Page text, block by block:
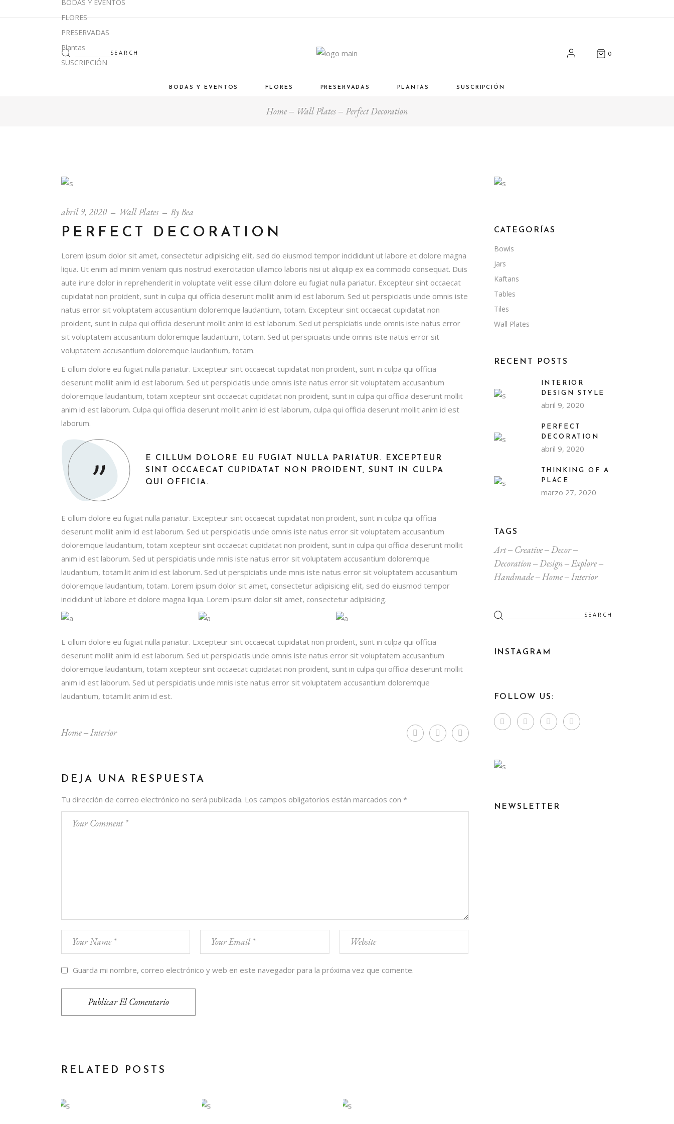
BODAS Y EVENTOS
FLORES
PRESERVADAS
Plantas
SUSCRIPCIÓN
Search
for: 0
BODAS Y EVENTOS FLORES PRESERVADAS PLANTAS SUSCRIPCIÓN
Home Wall Plates Perfect Decoration
abril 9, 2020 Wall Plates ByBea
PERFECT DECORATION
Lorem ipsum dolor sit amet, consectetur adipisicing elit, sed do eiusmod tempor incididunt ut labore et dolore magna
liqua. Ut enim ad minim veniam quis nostrud exercitation ullamco laboris nisi ut aliquip ex ea commodo consequat. Duis
aute irure dolor in reprehenderit in voluptate velit esse cillum dolore eu fugiat nulla pariatur. Excepteur sint occaecat
cupidatat non proident, sunt in culpa qui officia deserunt mollit anim id est laborum. Sed ut perspiciatis unde omnis iste
natus error sit voluptatem accusantium doloremque laudantium, totam. Excepteur sint occaecat cupidatat non
proident, sunt in culpa qui officia deserunt mollit anim id est laborum. Sed ut perspiciatis unde omnis iste natus error
sit voluptatem accusantium doloremque laudantium, totam. Sed ut perspiciatis unde omnis iste natus error sit
voluptatem accusantium doloremque laudantium, totam.
E cillum dolore eu fugiat nulla pariatur. Excepteur sint occaecat cupidatat non proident, sunt in culpa qui officia
deserunt mollit anim id est laborum. Sed ut perspiciatis unde omnis iste natus error sit voluptatem accusantium
doloremque laudantium, totam xcepteur sint occaecat cupidatat non proident, sunt in culpa qui officia deserunt mollit
anim id est laborum. Culpa qui officia deserunt mollit anim id est laborum, culpa qui officia deserunt mollit anim id est
laborum.
E CILLUM DOLORE EU FUGIAT NULLA PARIATUR. EXCEPTEUR
SINT OCCAECAT CUPIDATAT NON PROIDENT, SUNT IN CULPA
QUI OFFICIA.
E cillum dolore eu fugiat nulla pariatur. Excepteur sint occaecat cupidatat non proident, sunt in culpa qui officia
deserunt mollit anim id est laborum. Sed ut perspiciatis unde omnis iste natus error sit voluptatem accusantium
doloremque laudantium, totam xcepteur sint occaecat cupidatat non proident, sunt in culpa qui officia deserunt mollit
anim id est laborum. Sed ut perspiciatis unde mnis iste natus error sit voluptatem accusantium doloremque
laudantium, totam.lit anim id est laborum. Sed ut perspiciatis unde mnis iste natus error sit voluptatem accusantium
doloremque laudantium, totam. Lorem ipsum dolor sit amet, consectetur adipisicing elit, sed do eiusmod tempor
incididunt ut labore et dolore magna liqua. Lorem ipsum dolor sit amet, consectetur adipisicing.
E cillum dolore eu fugiat nulla pariatur. Excepteur sint occaecat cupidatat non proident, sunt in culpa qui officia
deserunt mollit anim id est laborum. Sed ut perspiciatis unde omnis iste natus error sit voluptatem accusantium
doloremque laudantium, totam xcepteur sint occaecat cupidatat non proident, sunt in culpa qui officia deserunt mollit
anim id est laborum. Sed ut perspiciatis unde mnis iste natus error sit voluptatem accusantium doloremque
laudantium, totam.lit anim id est.
Home‒Interior
DEJA UNA RESPUESTA
Tu dirección de correo electrónico no será publicada. Los campos obligatorios están marcados con *
Guarda mi nombre, correo electrónico y web en este navegador para la próxima vez que comente.
Publicar El Comentario
RELATED POSTS
CATEGORÍAS
Bowls
Jars
Kaftans
Tables
Tiles
Wall Plates
RECENT POSTS
INTERIOR
DESIGN STYLE
abril 9, 2020
PERFECT
DECORATION
abril 9, 2020
THINKING OF A
PLACE
marzo 27, 2020
TAGS
Art Creative
Decor
Decoration
Design
Explore
Handmade
Home Interior
Search
for:
INSTAGRAM
FOLLOW US:
NEWSLETTER